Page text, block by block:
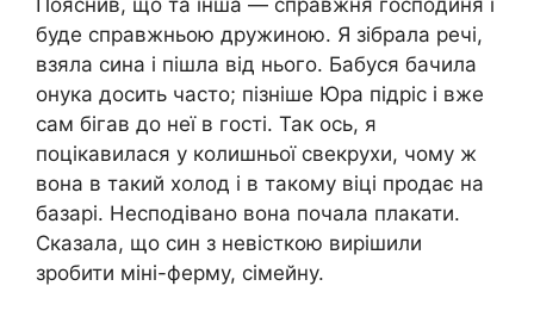
Пояснив, що та інша — справжня господиня і
буде справжньою дружиною. Я зібрала речі,
взяла сина і пішла від нього. Бабуся бачила
онука досить часто; пізніше Юра підріс і вже
сам бігав до неї в гості. Так ось, я
поцікавилася у колишньої свекрухи, чому ж
вона в такий холод і в такому віці продає на
базарі. Несподівано вона почала плакати.
Сказала, що син з невісткою вирішили
зробити міні-ферму, сімейну.